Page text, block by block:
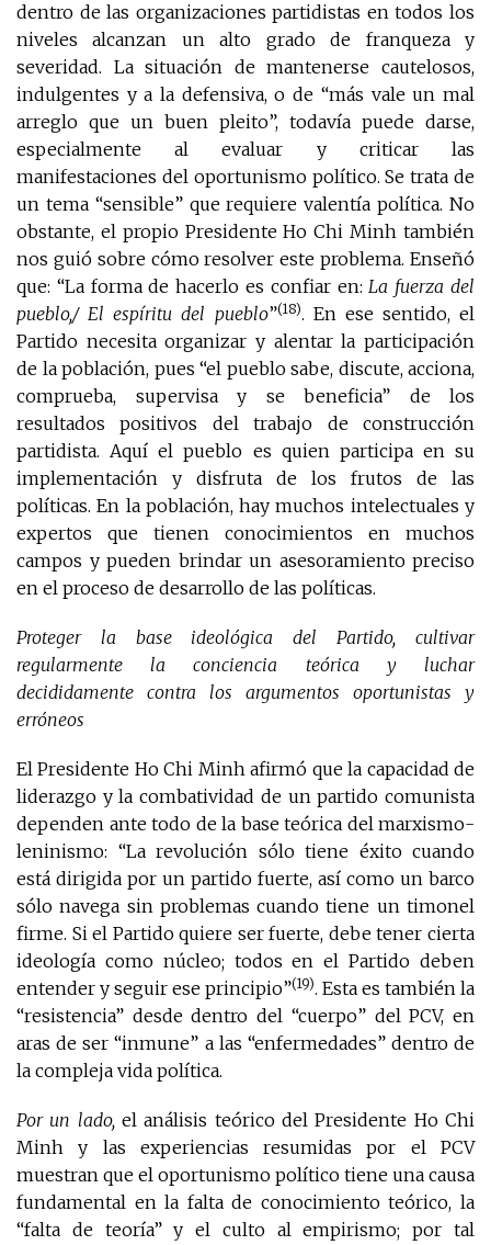
dentro de las organizaciones partidistas en todos los
niveles alcanzan un alto grado de franqueza y
severidad. La situación de mantenerse cautelosos,
indulgentes y a la defensiva, o de “más vale un mal
arreglo que un buen pleito”, todavía puede darse,
especialmente al evaluar y criticar las
manifestaciones del oportunismo político. Se trata de
un tema “sensible” que requiere valentía política. No
obstante, el propio Presidente Ho Chi Minh también
nos guió sobre cómo resolver este problema. Enseñó
que: “La forma de hacerlo es confiar en:La fuerza del
pueblo,/ El espíritu del pueblo”(18). En ese sentido, el
Partido necesita organizar y alentar la participación
de la población, pues “el pueblo sabe, discute, acciona,
comprueba, supervisa y se beneficia” de los
resultados positivos del trabajo de construcción
partidista. Aquí el pueblo es quien participa en su
implementación y disfruta de los frutos de las
políticas. En la población, hay muchos intelectuales y
expertos que tienen conocimientos en muchos
campos y pueden brindar un asesoramiento preciso
en el proceso de desarrollo de las políticas.
Proteger la base ideológica del Partido, cultivar
regularmente la conciencia teórica y luchar
decididamente contra los argumentos oportunistas y
erróneos
El Presidente Ho Chi Minh afirmó que la capacidad de
liderazgo y la combatividad de un partido comunista
dependen ante todo de la base teórica del marxismo-
leninismo: “La revolución sólo tiene éxito cuando
está dirigida por un partido fuerte, así como un barco
sólo navega sin problemas cuando tiene un timonel
firme. Si el Partido quiere ser fuerte, debe tener cierta
ideología como núcleo; todos en el Partido deben
entender y seguir ese principio”(19). Esta es también la
“resistencia” desde dentro del “cuerpo” del PCV, en
aras de ser “inmune” a las “enfermedades” dentro de
la compleja vida política.
Por un lado,el análisis teórico del Presidente Ho Chi
Minh y las experiencias resumidas por el PCV
muestran que el oportunismo político tiene una causa
fundamental en la falta de conocimiento teórico, la
“falta de teoría” y el culto al empirismo; por tal